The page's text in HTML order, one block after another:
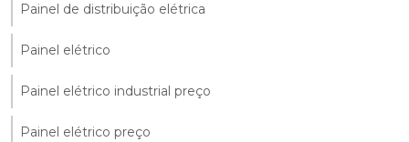
Painel de distribuição elétrica
Painel elétrico
Painel elétrico industrial preço
Painel elétrico preço